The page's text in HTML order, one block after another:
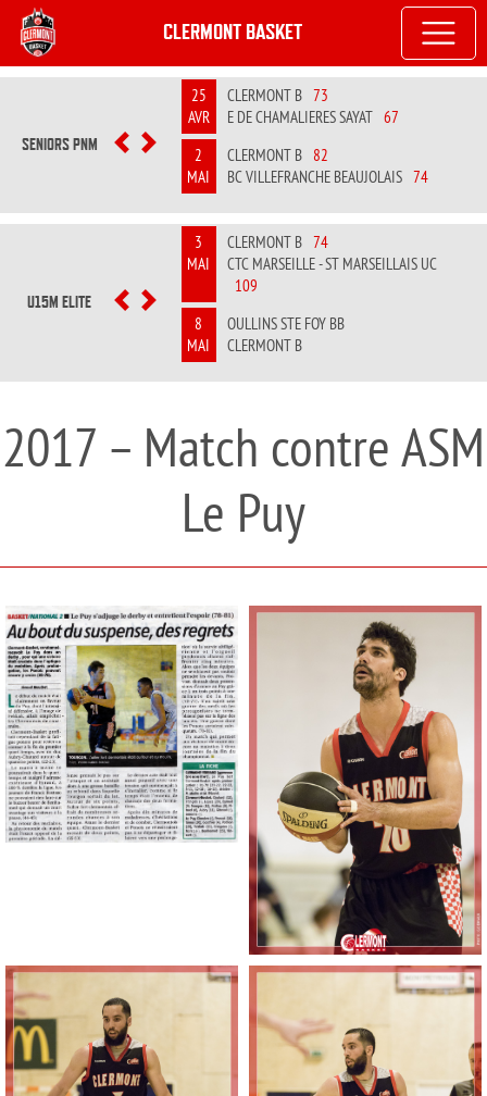
CLERMONT BASKET
SENIORS PNM PREVIOUS
NEXT
25
AVR
CLERMONT B 73
E DE CHAMALIERES SAYAT 67
2
MAI
CLERMONT B 82
BC VILLEFRANCHE BEAUJOLAIS 74
U15M ELITE PREVIOUS
NEXT
3
MAI
CLERMONT B 74
CTC MARSEILLE - ST MARSEILLAIS UC
109
8
MAI
OULLINS STE FOY BB
CLERMONT B
2017 – Match contre ASM
Le Puy